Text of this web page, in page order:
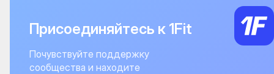
Присоединяйтесь к 1Fit
Почувствуйте поддержку
сообщества и находите